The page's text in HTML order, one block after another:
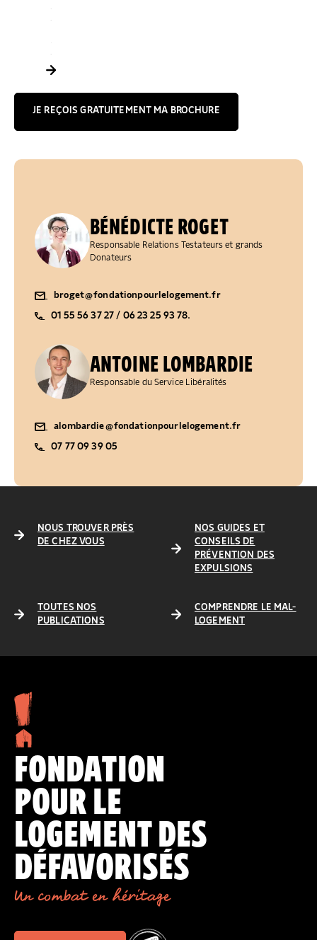
LA DONATION
LE DON SUR SUCCESSION
JE REÇOIS GRATUITEMENT MA BROCHURE
BÉNÉDICTE ROGET
Responsable Relations Testateurs et grands
Donateurs
broget@fondationpourlelogement.fr
01 55 56 37 27 / 06 23 25 93 78.
ANTOINE LOMBARDIE
Responsable du Service Libéralités
alombardie@fondationpourlelogement.fr
07 77 09 39 05
NOUS TROUVER PRÈS
DE CHEZ VOUS
NOS GUIDES ET
CONSEILS DE
PRÉVENTION DES
EXPULSIONS
TOUTES NOS
PUBLICATIONS
COMPRENDRE LE MAL-
LOGEMENT
FONDATION
POUR LE
LOGEMENT DES
DÉFAVORISÉS
Un combat en héritage